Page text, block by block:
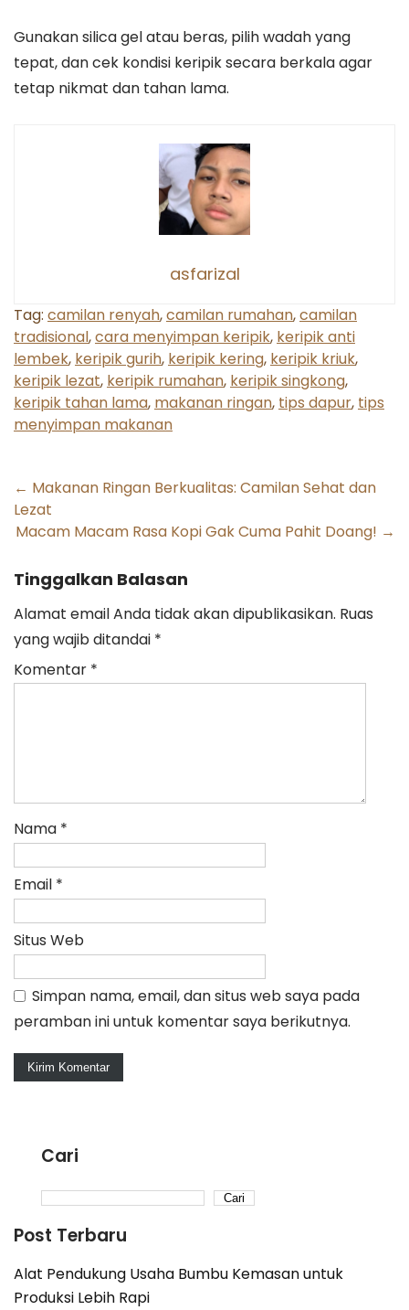
Gunakan silica gel atau beras, pilih wadah yang
tepat, dan cek kondisi keripik secara berkala agar
tetap nikmat dan tahan lama.
asfarizal
Tag: camilan renyah,camilan rumahan,camilan
tradisional,cara menyimpan keripik, keripik anti
lembek, keripik gurih, keripik kering, keripik kriuk,
keripik lezat, keripik rumahan, keripik singkong,
keripik tahan lama, makanan ringan, tips dapur, tips
menyimpan makanan
Post
navigation
← Makanan Ringan Berkualitas: Camilan Sehat dan
Lezat
Macam Macam Rasa Kopi Gak Cuma Pahit Doang! →
Tinggalkan Balasan
Alamat email Anda tidak akan dipublikasikan. Ruas
yang wajib ditandai *
Komentar *
Nama *
Email *
Situs Web
Simpan nama, email, dan situs web saya pada
peramban ini untuk komentar saya berikutnya.
Cari
Cari
Post Terbaru
Alat Pendukung Usaha Bumbu Kemasan untuk
Produksi Lebih Rapi